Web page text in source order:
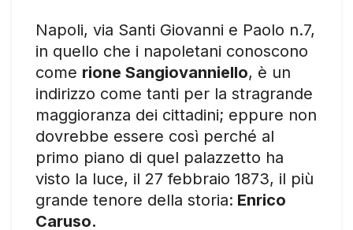
Napoli, via Santi Giovanni e Paolo n.7,
in quello che i napoletani conoscono
come rione Sangiovanniello, è un
indirizzo come tanti per la stragrande
maggioranza dei cittadini; eppure non
dovrebbe essere così perché al
primo piano di quel palazzetto ha
visto la luce, il 27 febbraio 1873, il più
grande tenore della storia: Enrico
Caruso.